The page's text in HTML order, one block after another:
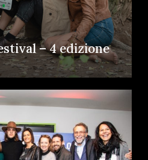
– 4 edizione